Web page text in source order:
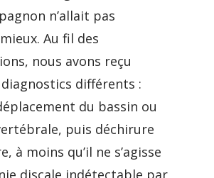
n’allait pas
Au fil des
nous avons reçu
différents :
du bassin ou
puis déchirure
à moins qu’il ne s’agisse
discale indétectable par